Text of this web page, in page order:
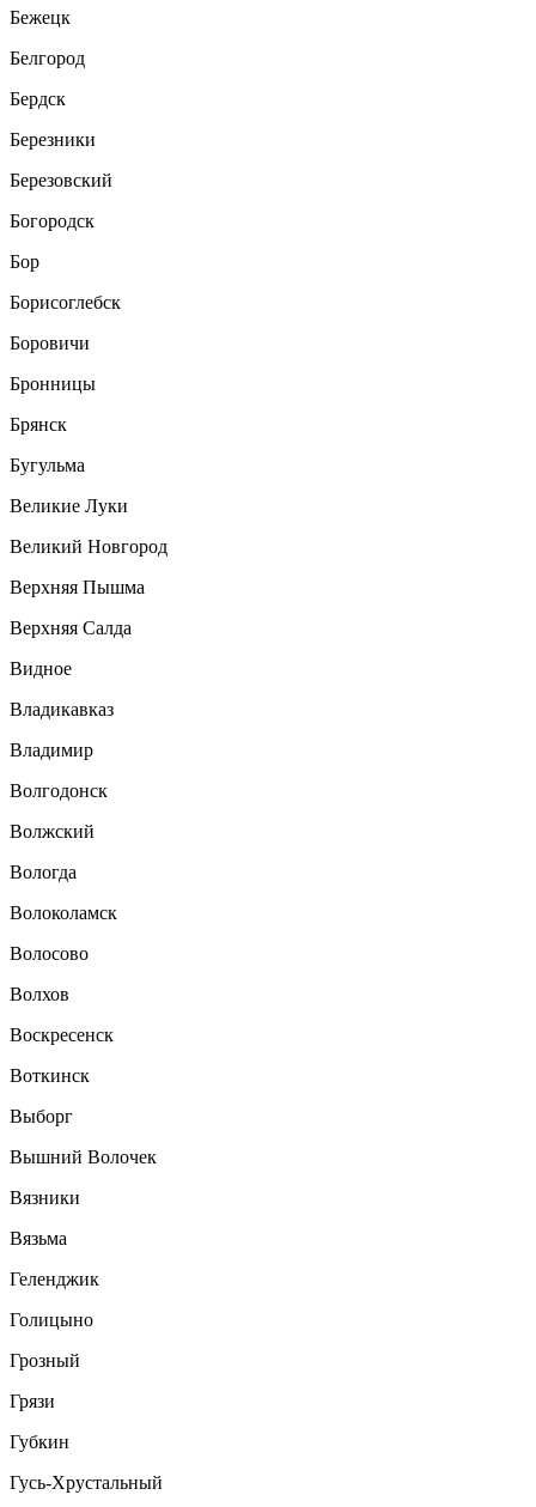
Бежецк
Белгород
Бердск
Березники
Березовский
Богородск
Бор
Борисоглебск
Боровичи
Бронницы
Брянск
Бугульма
Великие Луки
Великий Новгород
Верхняя Пышма
Верхняя Салда
Видное
Владикавказ
Владимир
Волгодонск
Волжский
Вологда
Волоколамск
Волосово
Волхов
Воскресенск
Воткинск
Выборг
Вышний Волочек
Вязники
Вязьма
Геленджик
Голицыно
Грозный
Грязи
Губкин
Гусь-Хрустальный